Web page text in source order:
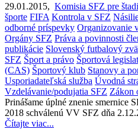
29.01.2015, Komisia SFZ pre
športe FIFA Kontrola v SFZ
odborné príspevky Organizovanie
Orgány SFZ Práva a povinnosti
publikácie Slovenský futbalový
SFZ Šport a právo Športová
(CAS) Športový klub Stanovy a
Usporiadateľská služba Úvodná
Vzdelávanie/podujatia SFZ Zákon
Prinášame úplné znenie smernice
2018 schválenú VV SFZ dňa
Čítajte viac...